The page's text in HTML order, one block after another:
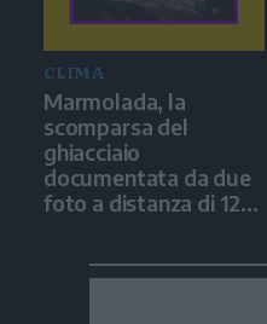
CLIMA
Marmolada, la
scomparsa del
ghiacciaio
documentata da due
foto a distanza di 12